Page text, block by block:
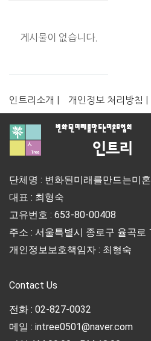
게시물이 없습니다.
인트리소개 | 개인정보 처리방침 |
단체명 : 변화된미래를만드는미
대표 : 최형숙
고유번호 : 653-80-00408
주소 : 서울특별시 종로구 율곡로
개인정보보호책임자 : 최형숙
Contact Us
전화 : 02-827-0032
메일 : intree0501@naver.com